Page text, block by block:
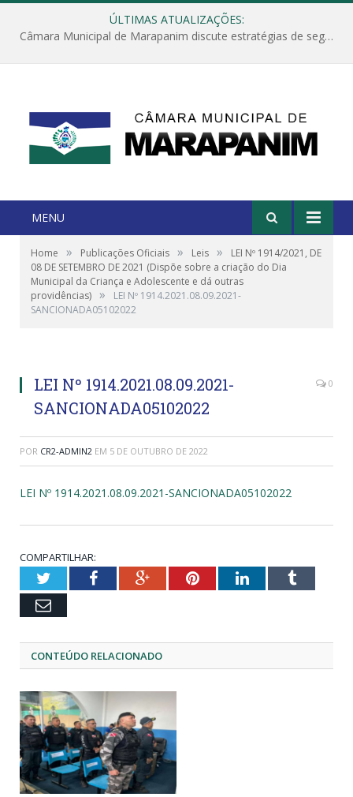
ÚLTIMAS ATUALIZAÇÕES:
Câmara Municipal de Marapanim discute estratégias de segurança com autoridades e poder executivo
MENU
Home » Publicações Oficiais » Leis »
LEI Nº 1914/2021, DE
08 DE SETEMBRO DE 2021 (Dispõe sobre a criação do Dia
Municipal da Criança e Adolescente e dá outras
providências) »
LEI Nº 1914.2021.08.09.2021-
SANCIONADA05102022
LEI Nº 1914.2021.08.09.2021-
SANCIONADA05102022
0
POR CR2-ADMIN2 EM 5 DE OUTUBRO DE 2022
LEI Nº 1914.2021.08.09.2021-SANCIONADA05102022
COMPARTILHAR:
TwitterFacebookGoogle+PinterestLinkedInTumblr
Email
CONTEÚDO RELACIONADO